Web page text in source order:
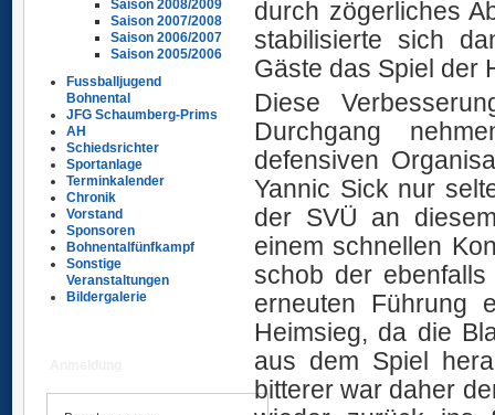
Saison 2008/2009
Saison 2007/2008
Saison 2006/2007
Saison 2005/2006
Fussballjugend
Bohnental
JFG Schaumberg-Prims
AH
Schiedsrichter
Sportanlage
Terminkalender
Chronik
Vorstand
Sponsoren
Bohnentalfünfkampf
Sonstige
Veranstaltungen
Bildergalerie
durch zögerliches
stabilisierte sich
Gäste das Spiel der
Diese
Durchgang
defensiven
Yannic Sick nur
der SVÜ an
einem schnellen
schob der
erneuten Führung
Heimsieg, da die
aus dem Spiel
bitterer war daher